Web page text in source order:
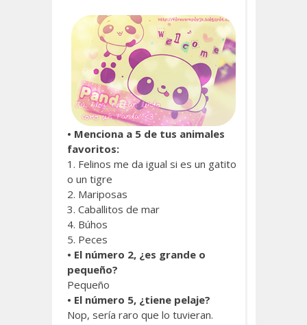
• Menciona a 5 de tus animales
favoritos:
1. Felinos me da igual si es un gatito
o un tigre
2. Mariposas
3. Caballitos de mar
4. Búhos
5. Peces
• El número 2, ¿es grande o
pequeño?
Pequeño
• El número 5, ¿tiene pelaje?
Nop, sería raro que lo tuvieran.